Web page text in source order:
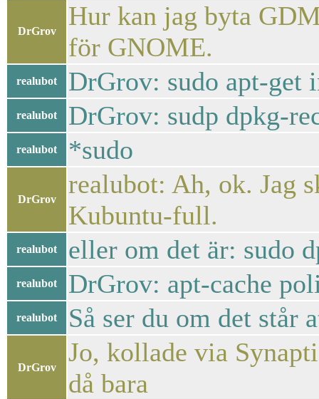
DrGrov
Hur kan jag byta
för GNOME.
realubot DrGrov: sudo apt-get
realubot DrGrov: sudp dpkg-
realubot *sudo
DrGrov
realubot: Ah, ok. Jag
Kubuntu-full.
realubot eller om det är: sudo
realubot DrGrov: apt-cache
realubot Så ser du om det står
DrGrov
Jo, kollade via
då bara